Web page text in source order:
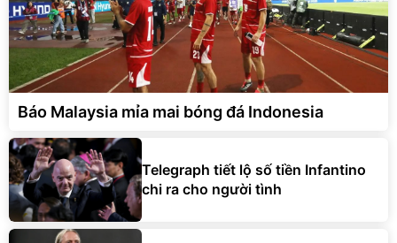
Báo Malaysia mỉa mai bóng đá Indonesia
Telegraph tiết lộ số tiền Infantino
chi ra cho người tình